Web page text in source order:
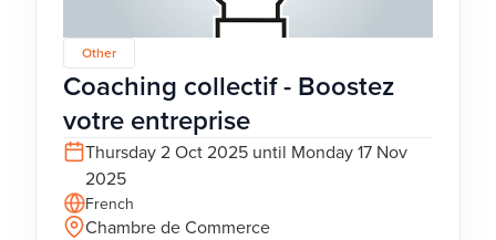
Other
Coaching collectif - Boostez
votre entreprise
Thursday 2 Oct 2025 until Monday 17 Nov
2025
French
Chambre de Commerce